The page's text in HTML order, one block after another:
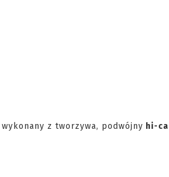
z tworzywa, podwójny hi-